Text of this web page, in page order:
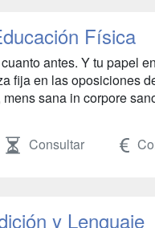
Física
antes. Y tu papel
fija en las oposiciones
sana in corpore
Consultar
y Lenguaje